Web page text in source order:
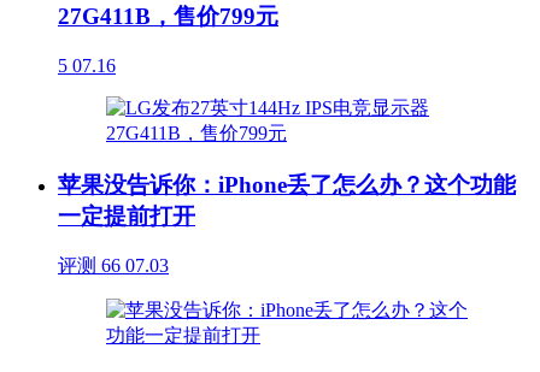
27G411B，售价799元
5 07.16
苹果没告诉你：iPhone丢了怎么办？这个功能
一定提前打开
评测 66 07.03